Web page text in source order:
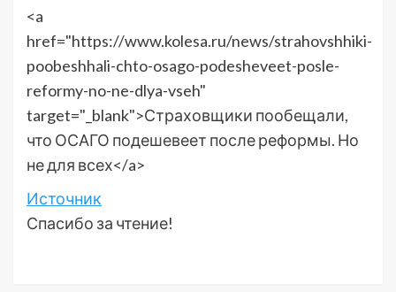
<a
href="https://www.kolesa.ru/news/strahovshhiki-
poobeshhali-chto-osago-podesheveet-posle-
reformy-no-ne-dlya-vseh"
target="_blank">Страховщики пообещали,
что ОСАГО подешевеет после реформы. Но
не для всех</a>
Источник
Спасибо за чтение!